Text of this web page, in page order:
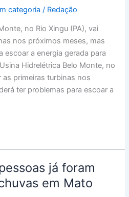
categoria / Redação
no Rio Xingu (PA), vai
nos próximos meses, mas
escoar a energia gerada para
Hidrelétrica Belo Monte, no
as primeiras turbinas nos
ter problemas para escoar a
já foram
em Mato